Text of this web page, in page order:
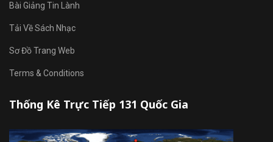
Bài Giảng Tin Lành
Tải Về Sách Nhạc
Sơ Đồ Trang Web
Terms & Conditions
Thống Kê Trực Tiếp 131 Quốc Gia